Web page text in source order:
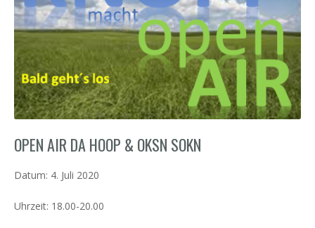
OPEN AIR DA HOOP & OKSN SOKN
Datum: 4. Juli 2020
Uhrzeit: 18.00-20.00